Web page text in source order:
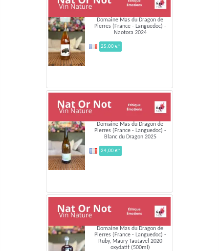
Domaine Mas du Dragon de
Pierres (France - Languedoc) -
Naotora 2024
25,00 €*
Domaine Mas du Dragon de
Pierres (France - Languedoc) -
Blanc du Dragon 2025
24,00 €*
Domaine Mas du Dragon de
Pierres (France - Languedoc) -
Ruby, Maury Tautavel 2020
oxydatif (500ml)